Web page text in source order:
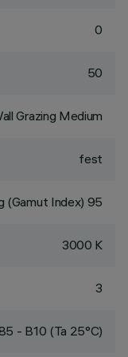
0
50
Grazing Medium
fest
(Gamut Index) 95
3000 K
3
- B10 (Ta 25°C)